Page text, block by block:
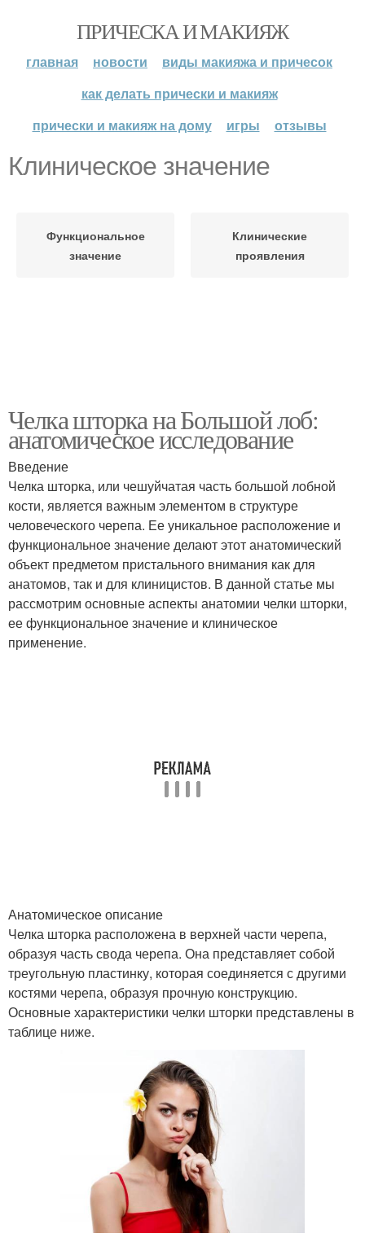
ПРИЧЕСКА И МАКИЯЖ
главная новости
виды макияжа и причесок
как делать прически и макияж
прически и макияж на дому
игры отзывы
Клиническое значение
Функциональное
значение
Клинические
проявления
Челка шторка на Большой лоб:
анатомическое исследование
Введение
Челка шторка, или чешуйчатая часть большой лобной
кости, является важным элементом в структуре
человеческого черепа. Ее уникальное расположение и
функциональное значение делают этот анатомический
объект предметом пристального внимания как для
анатомов, так и для клиницистов. В данной статье мы
рассмотрим основные аспекты анатомии челки шторки,
ее функциональное значение и клиническое
применение.
Анатомическое описание
Челка шторка расположена в верхней части черепа,
образуя часть свода черепа. Она представляет собой
треугольную пластинку, которая соединяется с другими
костями черепа, образуя прочную конструкцию.
Основные характеристики челки шторки представлены в
таблице ниже.